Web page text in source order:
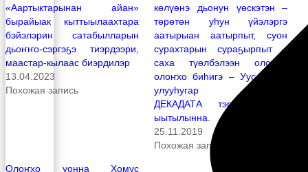
«Аартыктарынан айан»
бырайыак кыттыылаахтара
бэйэлэрин сатабылларын
дьоҥҥо-сэргэҕэ тиэрдээри,
маастар-кылаас биэрдилэр
13.04.2023
Похожая запись
көлүөнэ дьонун үөскэтэн –
төрөтөн уһун үйэлэргэ
аатырыан аатырпыт, суон
сурахтарын сураҕырпыт –
саха түөлбэлээн олорор
олоҥхо биһигэ – Уус-Алдан
улууһугар ОЛОҤХО
ДЕКАДАТА тэрээһиннэхтик
ыытылынна.
25.11.2019
Похожая запись
Олоҥхо уонна Хомус